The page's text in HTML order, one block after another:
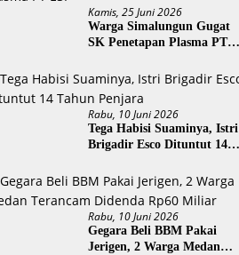
Kamis, 25 Juni 2026
Warga Simalungun Gugat
SK Penetapan Plasma PT
Rabu, 10 Juni 2026
Tega Habisi Suaminya, Istri
Brigadir Esco Dituntut 14
Rabu, 10 Juni 2026
Gegara Beli BBM Pakai
Jerigen, 2 Warga Medan